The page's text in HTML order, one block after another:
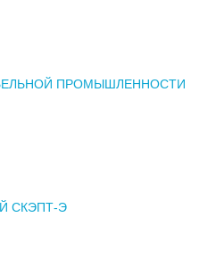
ПРОМЫШЛЕННОСТИ
СКЭПТ-Э